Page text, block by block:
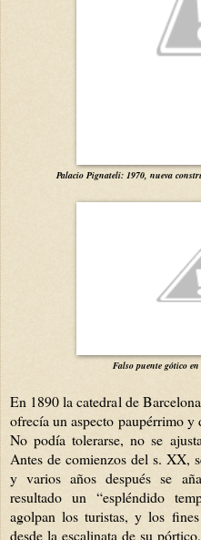
Palacio Pignateli: 1970, nueva
Falso puente gótico
En 1890 la catedral de
ofrecía un aspecto paupérrimo
No podía tolerarse, no se
Antes de comienzos del s. XX,
y varios años después se
resultado un “espléndido
agolpan los turistas, y los
desde la escalinata de su